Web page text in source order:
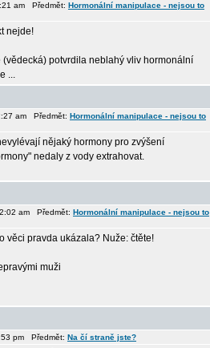
am Předmět: Hormonální manipulace - nejsou to
nejde!
(vědecká) potvrdila neblahý vliv hormonální
...
am Předmět: Hormonální manipulace - nejsou to
nějaký hormony pro zvýšení
nedaly z vody extrahovat.
am Předmět: Hormonální manipulace - nejsou to
věci pravda ukázala? Nuže: čtěte!
muži
pm Předmět: Na čí straně jste?